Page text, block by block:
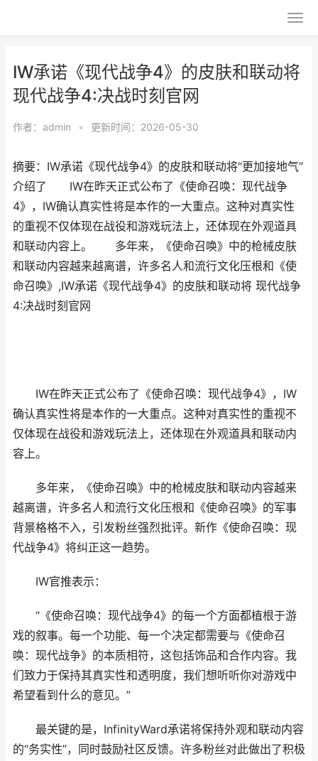
IW承诺《现代战争4》的皮肤和联动将
现代战争4:决战时刻官网
作者： admin • 更新时间：2026-05-30
摘要：IW承诺《现代战争4》的皮肤和联动将“更加接地气”
介绍了 IW在昨天正式公布了《使命召唤：现代战争
4》，IW确认真实性将是本作的一大重点。这种对真实性
的重视不仅体现在战役和游戏玩法上，还体现在外观道具
和联动内容上。 多年来，《使命召唤》中的枪械皮肤
和联动内容越来越离谱，许多名人和流行文化压根和《使
命召唤》,IW承诺《现代战争4》的皮肤和联动将 现代战争
4:决战时刻官网
IW在昨天正式公布了《使命召唤：现代战争4》，IW
确认真实性将是本作的一大重点。这种对真实性的重视不
仅体现在战役和游戏玩法上，还体现在外观道具和联动内
容上。
多年来，《使命召唤》中的枪械皮肤和联动内容越来
越离谱，许多名人和流行文化压根和《使命召唤》的军事
背景格格不入，引发粉丝强烈批评。新作《使命召唤：现
代战争4》将纠正这一趋势。
IW官推表示：
“《使命召唤：现代战争4》的每一个方面都植根于游
戏的叙事。每一个功能、每一个决定都需要与《使命召
唤：现代战争》的本质相符，这包括饰品和合作内容。我
们致力于保持其真实性和透明度，我们想听听你对游戏中
希望看到什么的意见。”
最关键的是，InfinityWard承诺将保持外观和联动内容
的“务实性”，同时鼓励社区反馈。许多粉丝对此做出了积极